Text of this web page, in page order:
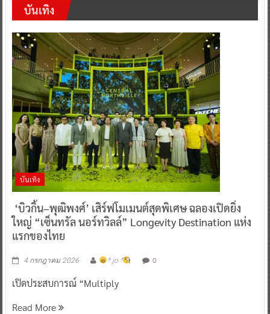
บันเทิง
บันเทิง
‘บิวกิ้น–พุฒิพงศ์’ เสิร์ฟโมเมนต์สุดพิเศษ ฉลองเปิดยิ่ง
ใหญ่ “เซ็นทรัล นอร์ทวิลล์” Longevity Destination แห่ง
แรกของไทย
4 กรกฎาคม 2026 ^ jo ^ 0
เปิดประสบการณ์ “Multiply
Read More